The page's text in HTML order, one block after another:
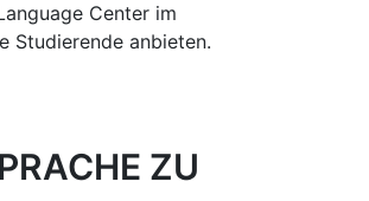
Center im
Studierende anbieten.
ZU